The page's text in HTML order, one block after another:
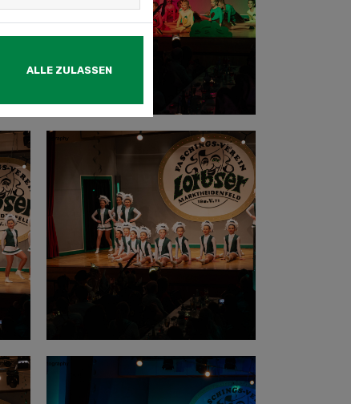
ALLE ZULASSEN